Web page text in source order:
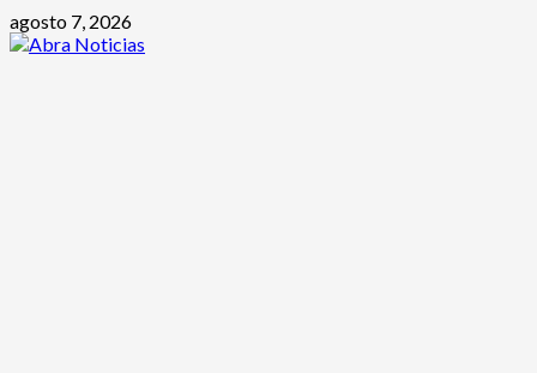
Saltar
al
agosto 7, 2026